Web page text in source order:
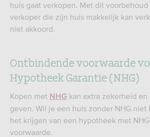
huis gaat verkopen. Met dit voorbehoud
verkoper die zijn huis makkelijk kan
niet akkoord.
Ontbindende voorwaarde
Hypotheek Garantie (NHG)
Kopen met NHG kan extra zekerheid
geven. Wil je een huis zonder NHG niet
het krijgen van een hypotheek met
voorwaarde.